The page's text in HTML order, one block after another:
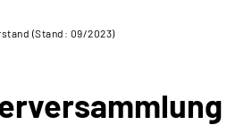
(Stand: 09/2023)